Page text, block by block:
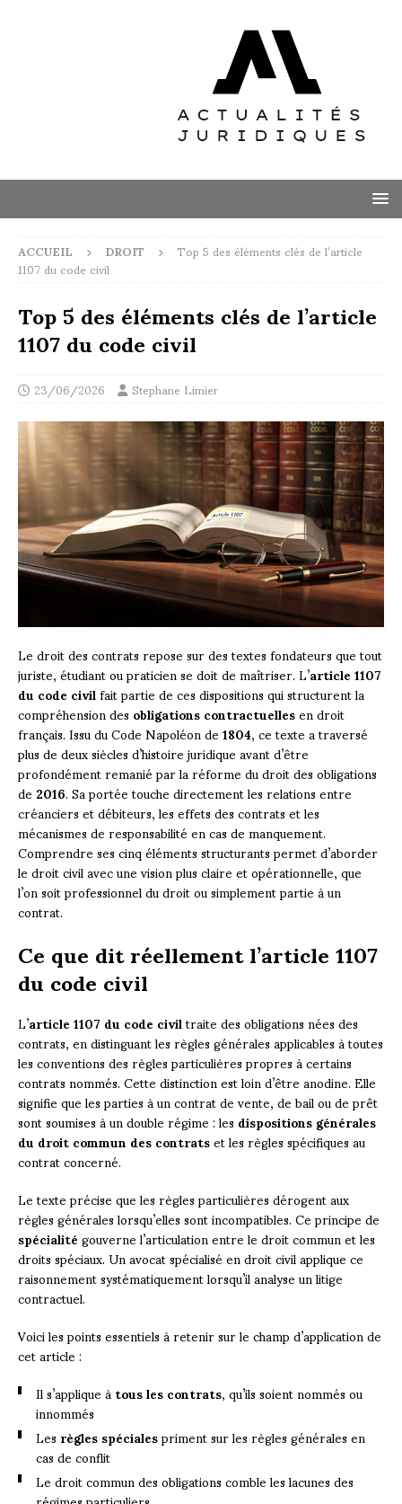
ACCUEIL DROIT Top 5 des éléments clés de l’article
1107 du code civil
Top 5 des éléments clés de l’article
1107 du code civil
23/06/2026 Stephane Limier
Le droit des contrats repose sur des textes fondateurs que tout
juriste, étudiant ou praticien se doit de maîtriser. L’article 1107
du code civilfait partie de ces dispositions qui structurent la
compréhension desobligations contractuellesen droit
français. Issu du Code Napoléon de1804, ce texte a traversé
plus de deux siècles d’histoire juridique avant d’être
profondément remanié par la réforme du droit des obligations
de2016. Sa portée touche directement les relations entre
créanciers et débiteurs, les effets des contrats et les
mécanismes de responsabilité en cas de manquement.
Comprendre ses cinq éléments structurants permet d’aborder
le droit civil avec une vision plus claire et opérationnelle, que
l’on soit professionnel du droit ou simplement partie à un
contrat.
Ce que dit réellement l’article 1107
du code civil
L’article 1107 du code civiltraite des obligations nées des
contrats, en distinguant les règles générales applicables à toutes
les conventions des règles particulières propres à certains
contrats nommés. Cette distinction est loin d’être anodine. Elle
signifie que les parties à un contrat de vente, de bail ou de prêt
sont soumises à un double régime : lesdispositions générales
du droit commun des contratset les règles spécifiques au
contrat concerné.
Le texte précise que les règles particulières dérogent aux
règles générales lorsqu’elles sont incompatibles. Ce principe de
spécialitégouverne l’articulation entre le droit commun et les
droits spéciaux. Un avocat spécialisé en droit civil applique ce
raisonnement systématiquement lorsqu’il analyse un litige
contractuel.
Voici les points essentiels à retenir sur le champ d’application de
cet article :
Il s’applique àtous les contrats, qu’ils soient nommés ou
innommés
Lesrègles spécialespriment sur les règles générales en
cas de conflit
Le droit commun des obligations comble les lacunes des